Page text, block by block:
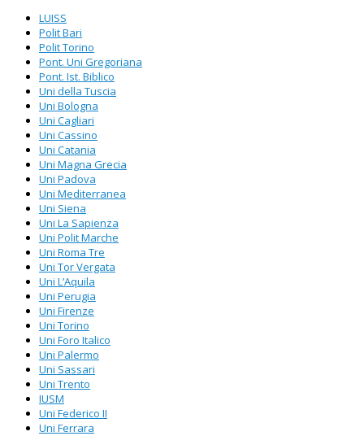
LUISS
Polit Bari
Polit Torino
Pont. Uni Gregoriana
Pont. Ist. Biblico
Uni della Tuscia
Uni Bologna
Uni Cagliari
Uni Cassino
Uni Catania
Uni Magna Grecia
Uni Padova
Uni Mediterranea
Uni Siena
Uni La Sapienza
Uni Polit Marche
Uni Roma Tre
Uni Tor Vergata
Uni L’Aquila
Uni Perugia
Uni Firenze
Uni Torino
Uni Foro Italico
Uni Palermo
Uni Sassari
Uni Trento
IUSM
Uni Federico II
Uni Ferrara